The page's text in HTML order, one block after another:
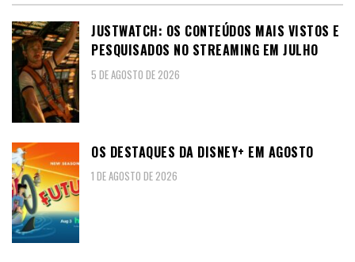
JUSTWATCH: OS CONTEÚDOS MAIS VISTOS E
PESQUISADOS NO STREAMING EM JULHO
5 DE AGOSTO DE 2026
OS DESTAQUES DA DISNEY+ EM AGOSTO
1 DE AGOSTO DE 2026